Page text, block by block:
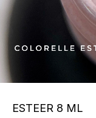
ESTEER 8 ML